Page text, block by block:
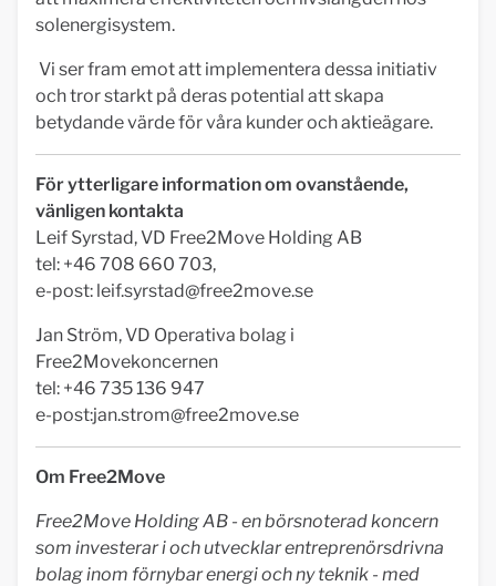
solenergisystem.
Vi ser fram emot att implementera dessa initiativ
och tror starkt på deras potential att skapa
betydande värde för våra kunder och aktieägare.
För ytterligare information om ovanstående,
vänligen kontakta
Leif Syrstad, VD Free2Move Holding AB
tel: +46 708 660 703,
e-post: leif.syrstad@free2move.se
Jan Ström, VD Operativa bolag i
Free2Movekoncernen
tel: +46 735 136 947
e-post:jan.strom@free2move.se
Om Free2Move
Free2Move Holding AB - en börsnoterad koncern
som investerar i och utvecklar entreprenörsdrivna
bolag inom förnybar energi och ny teknik - med